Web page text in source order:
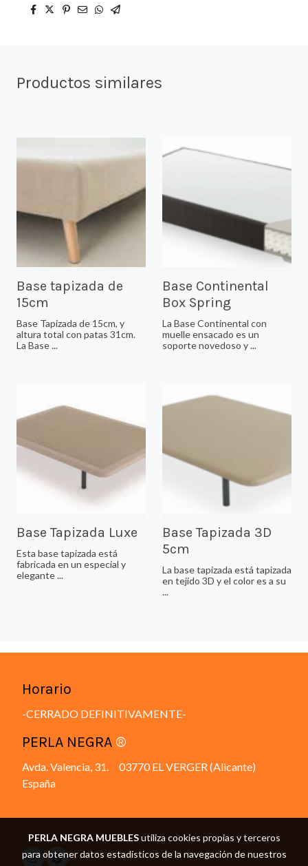
Productos similares
Base tapizada de
15cm
Base Tapizada de 15cm, y
altura total con patas 31cm.
La Base ...
Base Continental
Box Spring
La Base Continental con
muelle ensacado es un
soporte novedoso y ...
Base Tapizada Luxe
Esta base tapizada está
fabricada en un especial y
elegante ...
Base Tapizada 3D
5cm
La base tapizada está tapizada
en tejido 3D y el color es a su
...
Horario
-CERRADO DEFINITIVAMENTE-
PERLA NEGRA ®
Avda. Valencia, 31. 03770 EL VERGER (Alicante)
España
PERLA NEGRA MUEBLESutiliza cookies propias y terceros
para obtener datos estadísticos de la navegación de nuestros